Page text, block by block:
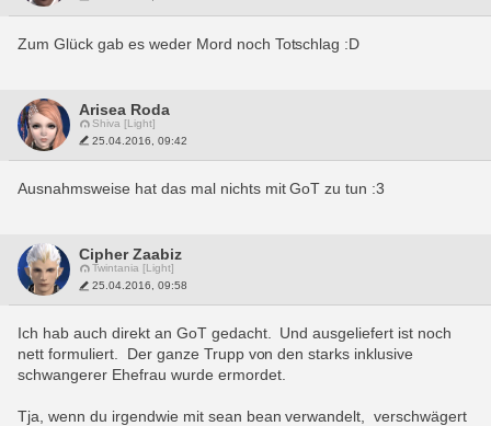
Zum Glück gab es weder Mord noch Totschlag :D
Arisea Roda
Shiva [Light]
25.04.2016, 09:42
Ausnahmsweise hat das mal nichts mit GoT zu tun :3
Cipher Zaabiz
Twintania [Light]
25.04.2016, 09:58
Ich hab auch direkt an GoT gedacht.  Und ausgeliefert ist noch
nett formuliert.  Der ganze Trupp von den starks inklusive
schwangerer Ehefrau wurde ermordet.
Tja, wenn du irgendwie mit sean bean verwandelt,  verschwägert